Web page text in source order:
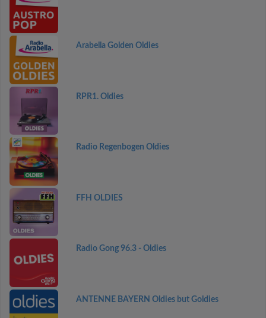
Arabella Golden Oldies
RPR1. Oldies
Radio Regenbogen Oldies
FFH OLDIES
Radio Gong 96.3 - Oldies
ANTENNE BAYERN Oldies but Goldies